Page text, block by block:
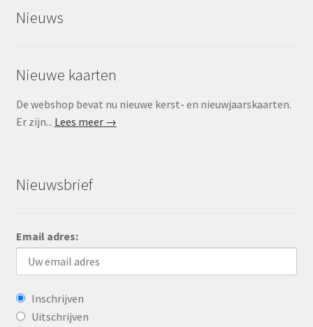
Nieuws
Nieuwe kaarten
De webshop bevat nu nieuwe kerst- en nieuwjaarskaarten.
Er zijn... Lees meer →
Nieuwsbrief
Email adres:
Inschrijven
Uitschrijven